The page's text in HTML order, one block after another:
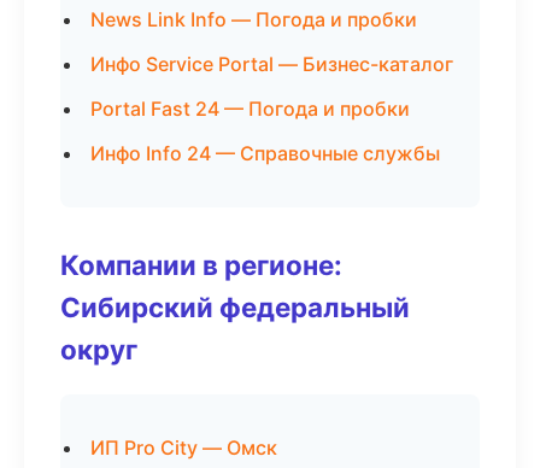
News Link Info — Погода и пробки
Инфо Service Portal — Бизнес-каталог
Portal Fast 24 — Погода и пробки
Инфо Info 24 — Справочные службы
Компании в регионе:
Сибирский федеральный
округ
ИП Pro City — Омск